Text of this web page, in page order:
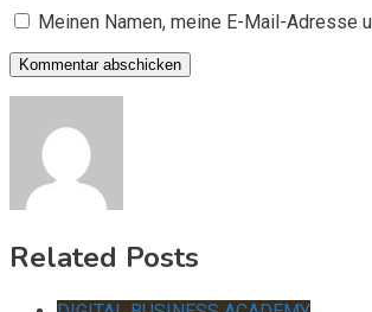
Meinen Namen, meine E-Mail-Adresse
Related Posts